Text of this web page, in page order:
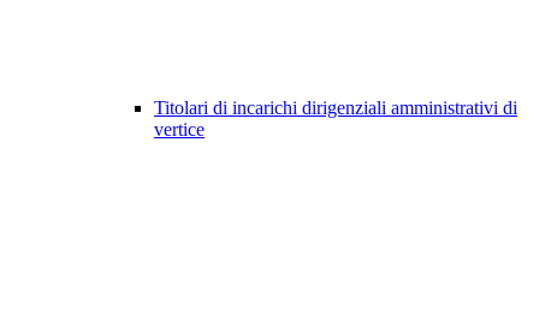
Titolari di incarichi dirigenziali amministrativi di
vertice